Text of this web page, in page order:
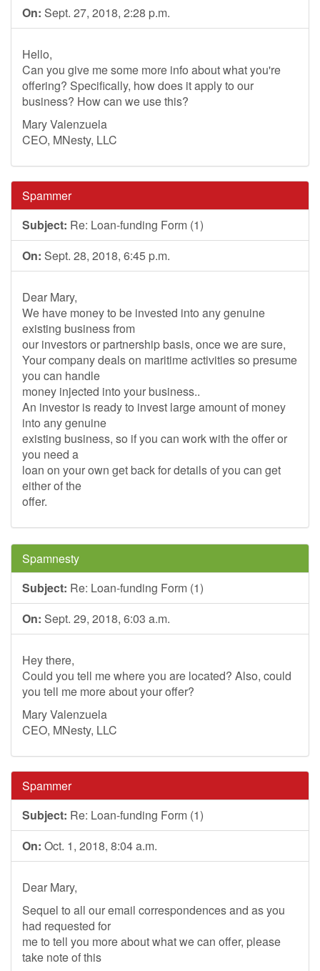
On: Sept. 27, 2018, 2:28 p.m.
Hello,
Can you give me some more info about what you're
offering? Specifically, how does it apply to our
business? How can we use this?
Mary Valenzuela
CEO, MNesty, LLC
Spammer
Subject: Re: Loan-funding Form (1)
On: Sept. 28, 2018, 6:45 p.m.
Dear Mary,
We have money to be invested into any genuine
existing business from
our investors or partnership basis, once we are sure,
Your company deals on maritime activities so presume
you can handle
money injected into your business..
An investor is ready to invest large amount of money
into any genuine
existing business, so if you can work with the offer or
you need a
loan on your own get back for details of you can get
either of the
offer.
Spamnesty
Subject: Re: Loan-funding Form (1)
On: Sept. 29, 2018, 6:03 a.m.
Hey there,
Could you tell me where you are located? Also, could
you tell me more about your offer?
Mary Valenzuela
CEO, MNesty, LLC
Spammer
Subject: Re: Loan-funding Form (1)
On: Oct. 1, 2018, 8:04 a.m.
Dear Mary,
Sequel to all our email correspondences and as you
had requested for
me to tell you more about what we can offer, please
take note of this